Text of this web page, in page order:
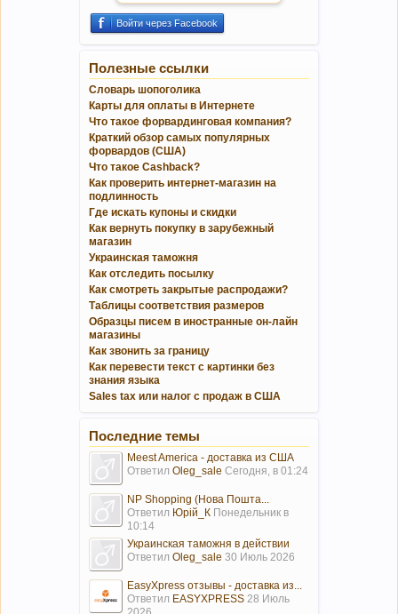
Войти через Facebook
Полезные ссылки
Словарь шопоголика
Карты для оплаты в Интернете
Что такое форвардинговая компания?
Краткий обзор самых популярных
форвардов (США)
Что такое Cashback?
Как проверить интернет-магазин на
подлинность
Где искать купоны и скидки
Как вернуть покупку в зарубежный
магазин
Украинская таможня
Как отследить посылку
Как смотреть закрытые распродажи?
Таблицы соответствия размеров
Образцы писем в иностранные он-лайн
магазины
Как звонить за границу
Как перевести текст с картинки без
знания языка
Sales tax или налог с продаж в США
Последние темы
Meest America - доставка из США
Ответил Oleg_sale Сегодня, в 01:24
NP Shopping (Нова Пошта...
Ответил Юрій_К Понедельник в
10:14
Украинская таможня в действии
Ответил Oleg_sale 30 Июль 2026
EasyXpress отзывы - доставка из...
Ответил EASYXPRESS 28 Июль